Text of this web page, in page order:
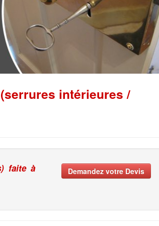
intérieures /
faite à
Demandez votre Devis